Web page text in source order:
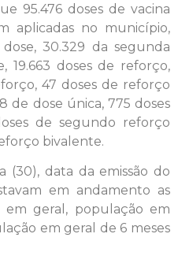
95.476 doses de vacina
aplicadas no município,
30.329 da segunda
19.663 doses de reforço,
47 doses de reforço
de dose única, 775 doses
de segundo reforço
bivalente.
(30), data da emissão do
em andamento as
em geral, população em
em geral de 6 meses